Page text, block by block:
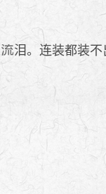
泪。连装都装不